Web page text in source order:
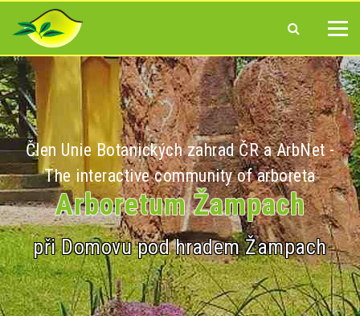
Člen Unie Botanických zahrad ČR a ArbNet -
The interactive community of arboreta
Arboretum Žampach
při Domovu pod hradem Žampach